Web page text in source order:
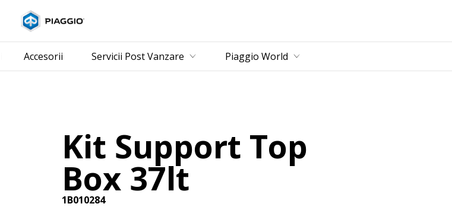
Accesorii Servicii Post Vanzare Piaggio World
Kit Support Top
Box 37lt
1B010284